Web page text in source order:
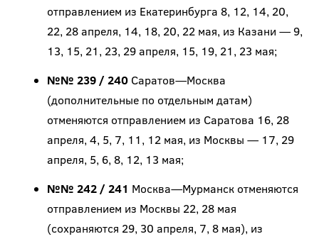
отправлением из Екатеринбурга 8, 12, 14, 20,
22, 28 апреля, 14, 18, 20, 22 мая, из Казани — 9,
13, 15, 21, 23, 29 апреля, 15, 19, 21, 23 мая;
№№ 239 / 240Саратов—Москва
(дополнительные по отдельным датам)
отменяются отправлением из Саратова 16, 28
апреля, 4, 5, 7, 11, 12 мая, из Москвы ­— 17, 29
апреля, 5, 6, 8, 12, 13 мая;
№№ 242 / 241 Москва—Мурманск отменяются
отправлением из Москвы 22, 28 мая
(сохраняются 29, 30 апреля, 7, 8 мая), из